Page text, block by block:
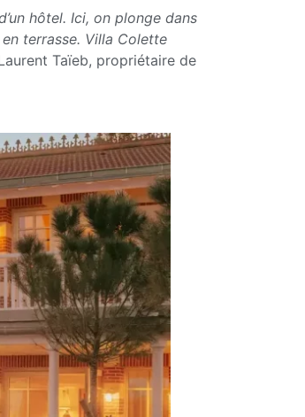
hôtel. Ici, on plonge dans
terrasse. Villa Colette
Taïeb, propriétaire de